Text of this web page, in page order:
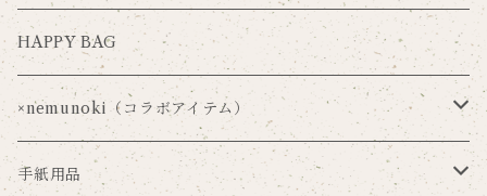
HAPPY BAG
×nemunoki（コラボアイテム）
Via Carousel×nemunoki
手紙用品